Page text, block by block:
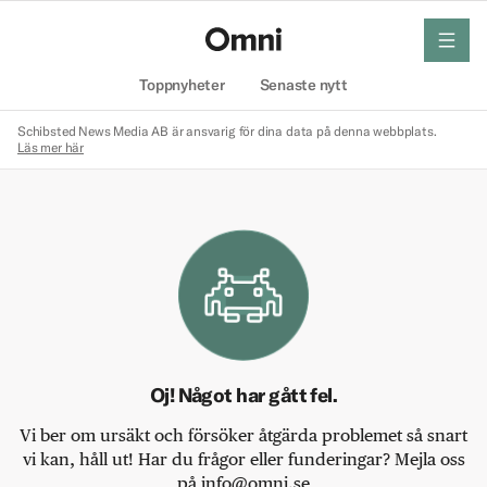
Toppnyheter Senaste nytt
meny
Schibsted News Media AB är ansvarig för dina data på denna webbplats.
Läs mer här
Oj! Något har gått fel.
Vi ber om ursäkt och försöker åtgärda problemet så snart
vi kan, håll ut! Har du frågor eller funderingar? Mejla oss